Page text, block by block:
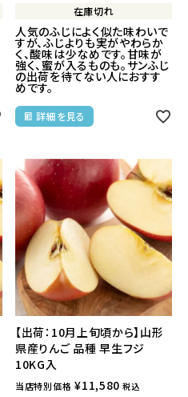
在庫切れ
人気のふじによく似た味わいで
すが、ふじよりも実がやわらか
く、酸味は少なめです。甘味が
強く、蜜が入るものも。サンふじ
の出荷を待てない人におすす
めです。
詳細を見る
【出荷：10月上旬頃から】山形
県産りんご 品種 早生フジ
10KG入
当店特別価格 ¥11,580 税込